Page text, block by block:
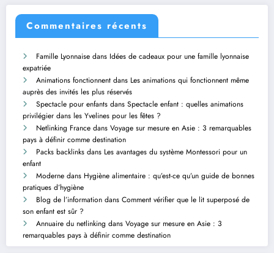
Commentaires récents
Famille Lyonnaise dans Idées de cadeaux pour une famille lyonnaise
expatriée
Animations fonctionnent dans Les animations qui fonctionnent même
auprès des invités les plus réservés
Spectacle pour enfants dans Spectacle enfant : quelles animations
privilégier dans les Yvelines pour les fêtes ?
Netlinking France dans Voyage sur mesure en Asie : 3 remarquables
pays à définir comme destination
Packs backlinks dans Les avantages du système Montessori pour un
enfant
Moderne dans Hygiène alimentaire : qu’est-ce qu’un guide de bonnes
pratiques d’hygiène
Blog de l’information dans Comment vérifier que le lit superposé de
son enfant est sûr ?
Annuaire du netlinking dans Voyage sur mesure en Asie : 3
remarquables pays à définir comme destination